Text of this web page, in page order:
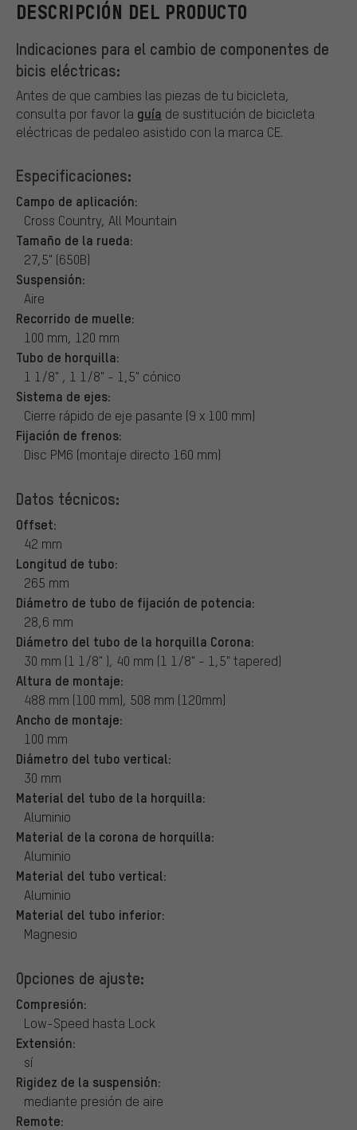
DESCRIPCIÓN DEL PRODUCTO
Indicaciones para el cambio de componentes de
bicis eléctricas:
Antes de que cambies las piezas de tu bicicleta,
consulta por favor la guía de sustitución de bicicleta
eléctricas de pedaleo asistido con la marca CE.
Especificaciones:
Campo de aplicación:
Cross Country, All Mountain
Tamaño de la rueda:
27,5" (650B)
Suspensión:
Aire
Recorrido de muelle:
100 mm, 120 mm
Tubo de horquilla:
1 1/8" , 1 1/8" - 1,5" cónico
Sistema de ejes:
Cierre rápido de eje pasante (9 x 100 mm)
Fijación de frenos:
Disc PM6 (montaje directo 160 mm)
Datos técnicos:
Offset:
42 mm
Longitud de tubo:
265 mm
Diámetro de tubo de fijación de potencia:
28,6 mm
Diámetro del tubo de la horquilla Corona:
30 mm (1 1/8" ), 40 mm (1 1/8" - 1,5" tapered)
Altura de montaje:
488 mm (100 mm), 508 mm (120mm)
Ancho de montaje:
100 mm
Diámetro del tubo vertical:
30 mm
Material del tubo de la horquilla:
Aluminio
Material de la corona de horquilla:
Aluminio
Material del tubo vertical:
Aluminio
Material del tubo inferior:
Magnesio
Opciones de ajuste:
Compresión:
Low-Speed hasta Lock
Extensión:
sí
Rigidez de la suspensión:
mediante presión de aire
Remote: